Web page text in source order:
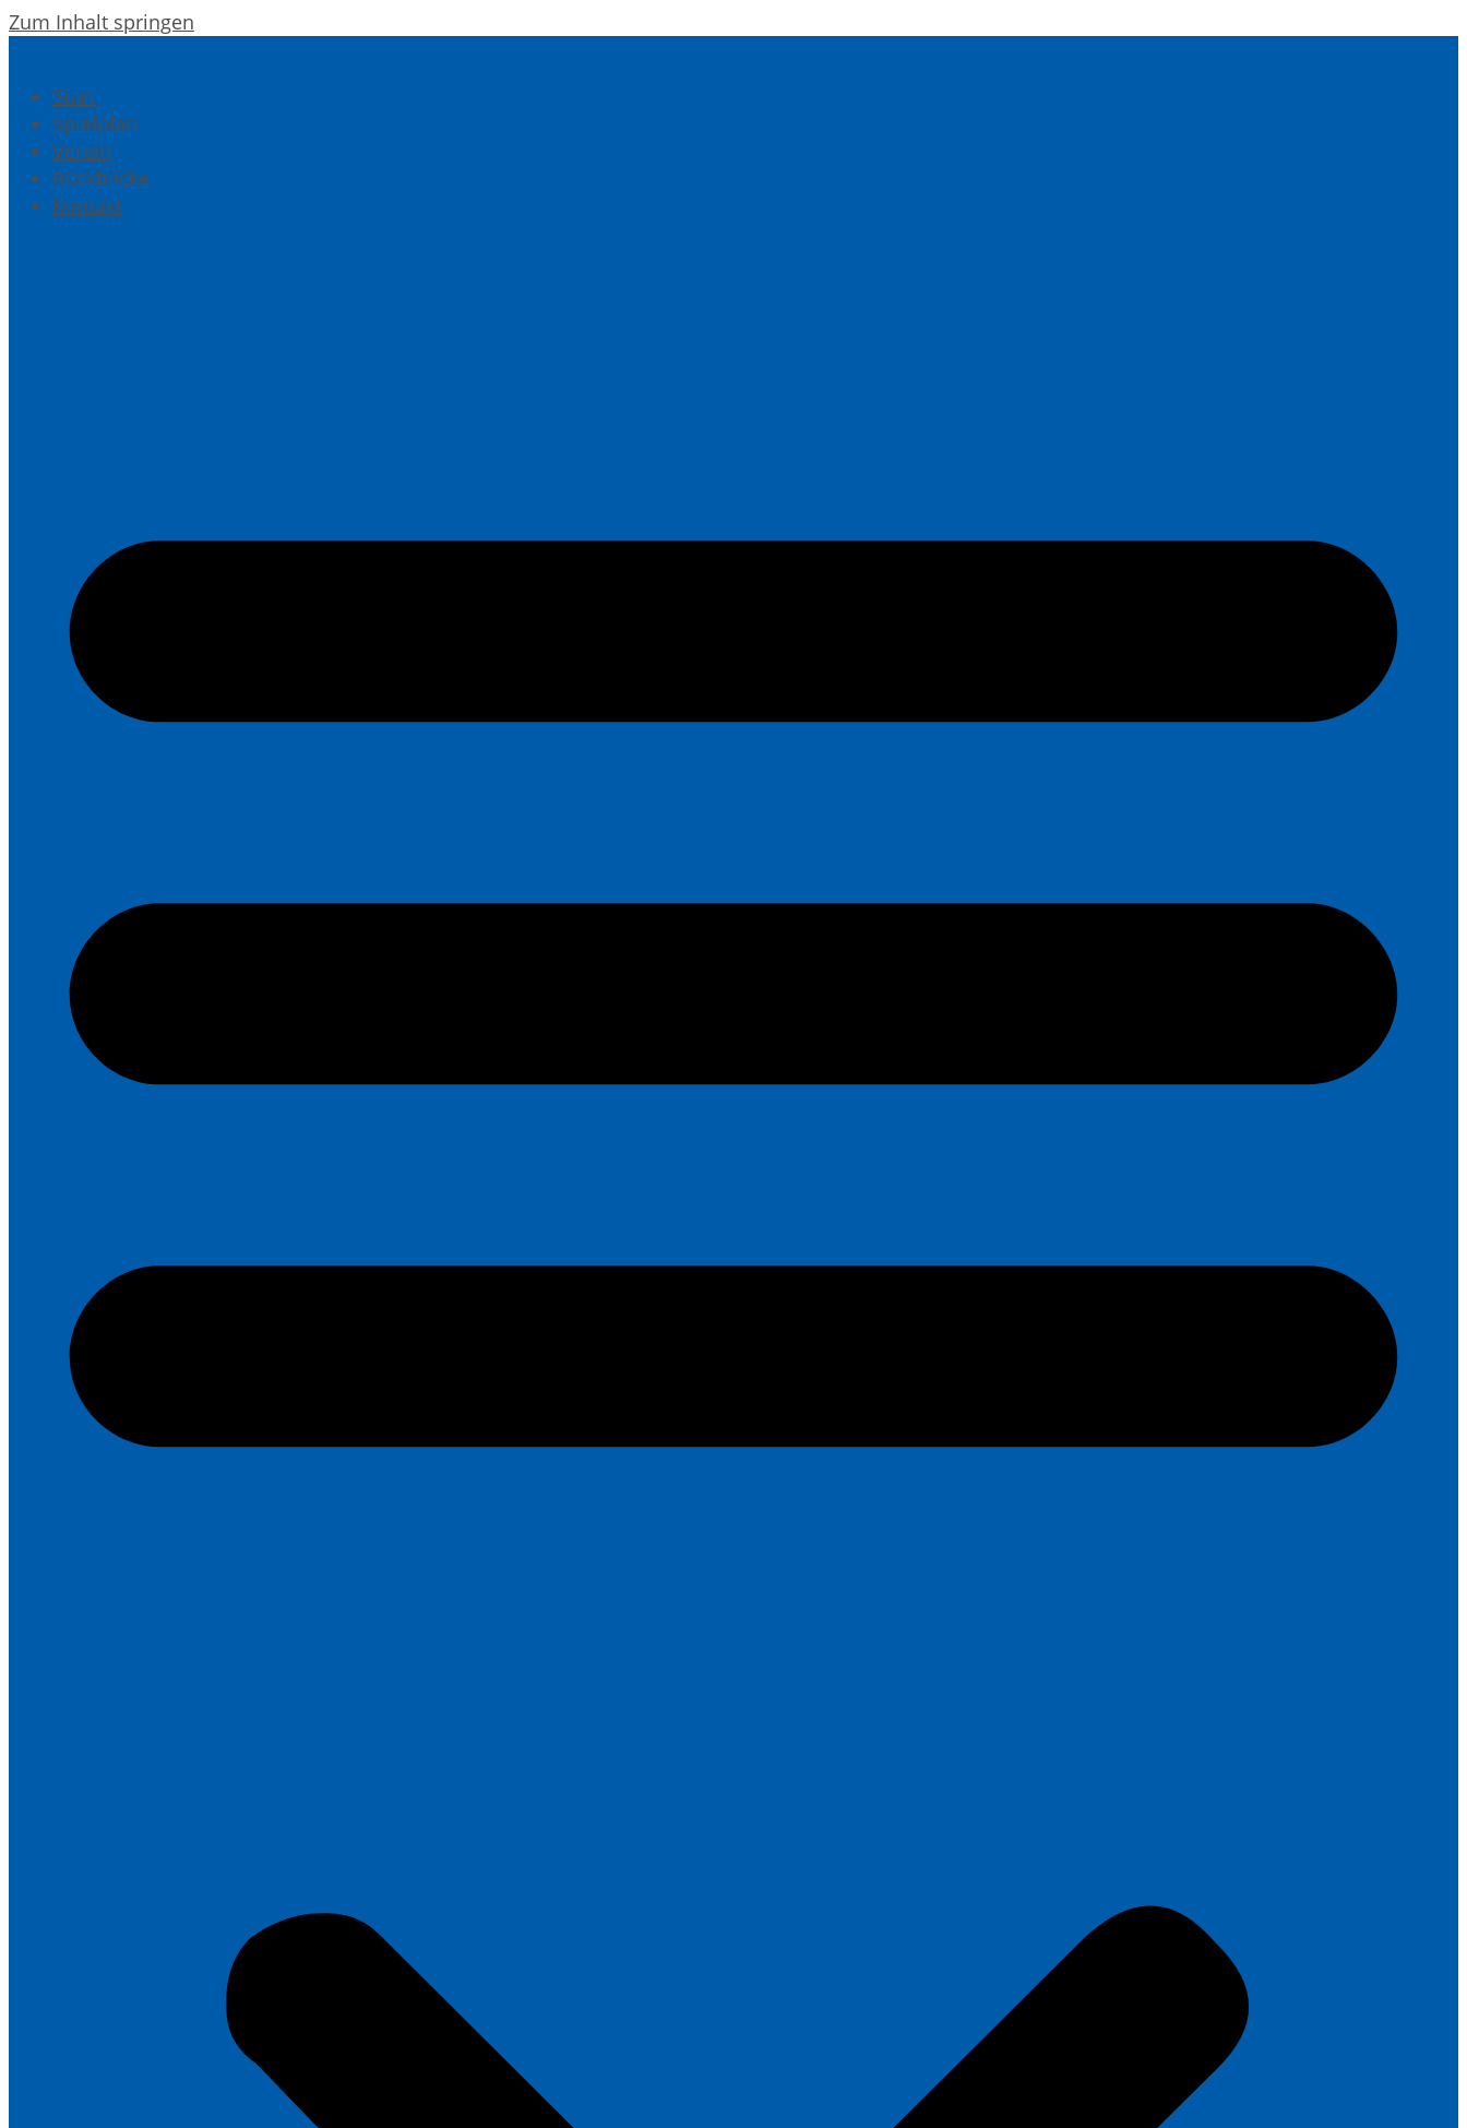
Zum Inhalt springen
Start
Spielplan
Verein
Rückblicke
Kontakt